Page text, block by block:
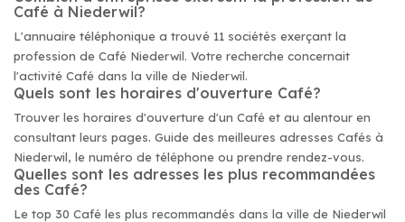
Café à Niederwil?
L'annuaire téléphonique a trouvé 11 sociétés exerçant la
profession de Café Niederwil. Votre recherche concernait
l'activité Café dans la ville de Niederwil.
Quels sont les horaires d'ouverture Café?
Trouver les horaires d'ouverture d'un Café et au alentour en
consultant leurs pages. Guide des meilleures adresses Cafés à
Niederwil, le numéro de téléphone ou prendre rendez-vous.
Quelles sont les adresses les plus recommandées
des Café?
Le top 30 Café les plus recommandés dans la ville de Niederwil